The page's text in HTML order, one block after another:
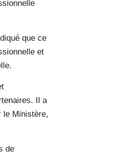
que ce
et
Il a
le Ministère,
de